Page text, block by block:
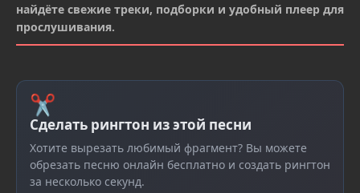
найдёте свежие треки, подборки и удобный плеер для
прослушивания.
✂
Сделать рингтон из этой песни
Хотите вырезать любимый фрагмент? Вы можете
обрезать песню онлайн бесплатно и создать рингтон
за несколько секунд.